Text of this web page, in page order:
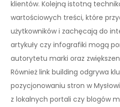
klientów. Kolejną istotną
wartościowych treści, które
użytkowników i zachęcają do
artykuły czy infografiki mogą
autorytetu marki oraz
Również link building odgrywa
pozycjonowaniu stron w
z lokalnych portali czy blogów